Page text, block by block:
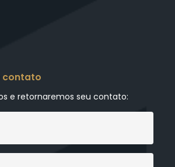
contato
e retornaremos seu contato: